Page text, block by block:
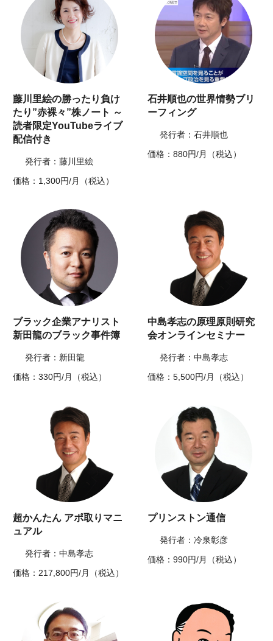
藤川里絵の勝ったり負け
たり”赤裸々”株ノート ～
読者限定YouTubeライブ
配信付き
発行者：藤川里絵
価格：1,300円/月（税込）
石井順也の世界情勢ブリ
ーフィング
発行者：石井順也
価格：880円/月（税込）
ブラック企業アナリスト
新田龍のブラック事件簿
発行者：新田龍
価格：330円/月（税込）
中島孝志の原理原則研究
会オンラインセミナー
発行者：中島孝志
価格：5,500円/月（税込）
超かんたん アポ取りマニ
ュアル
発行者：中島孝志
価格：217,800円/月（税込）
プリンストン通信
発行者：冷泉彰彦
価格：990円/月（税込）